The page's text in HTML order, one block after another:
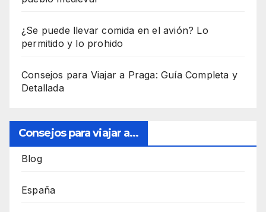
¿Se puede llevar comida en el avión? Lo
permitido y lo prohido
Consejos para Viajar a Praga: Guía Completa y
Detallada
Consejos para viajar a...
Blog
España